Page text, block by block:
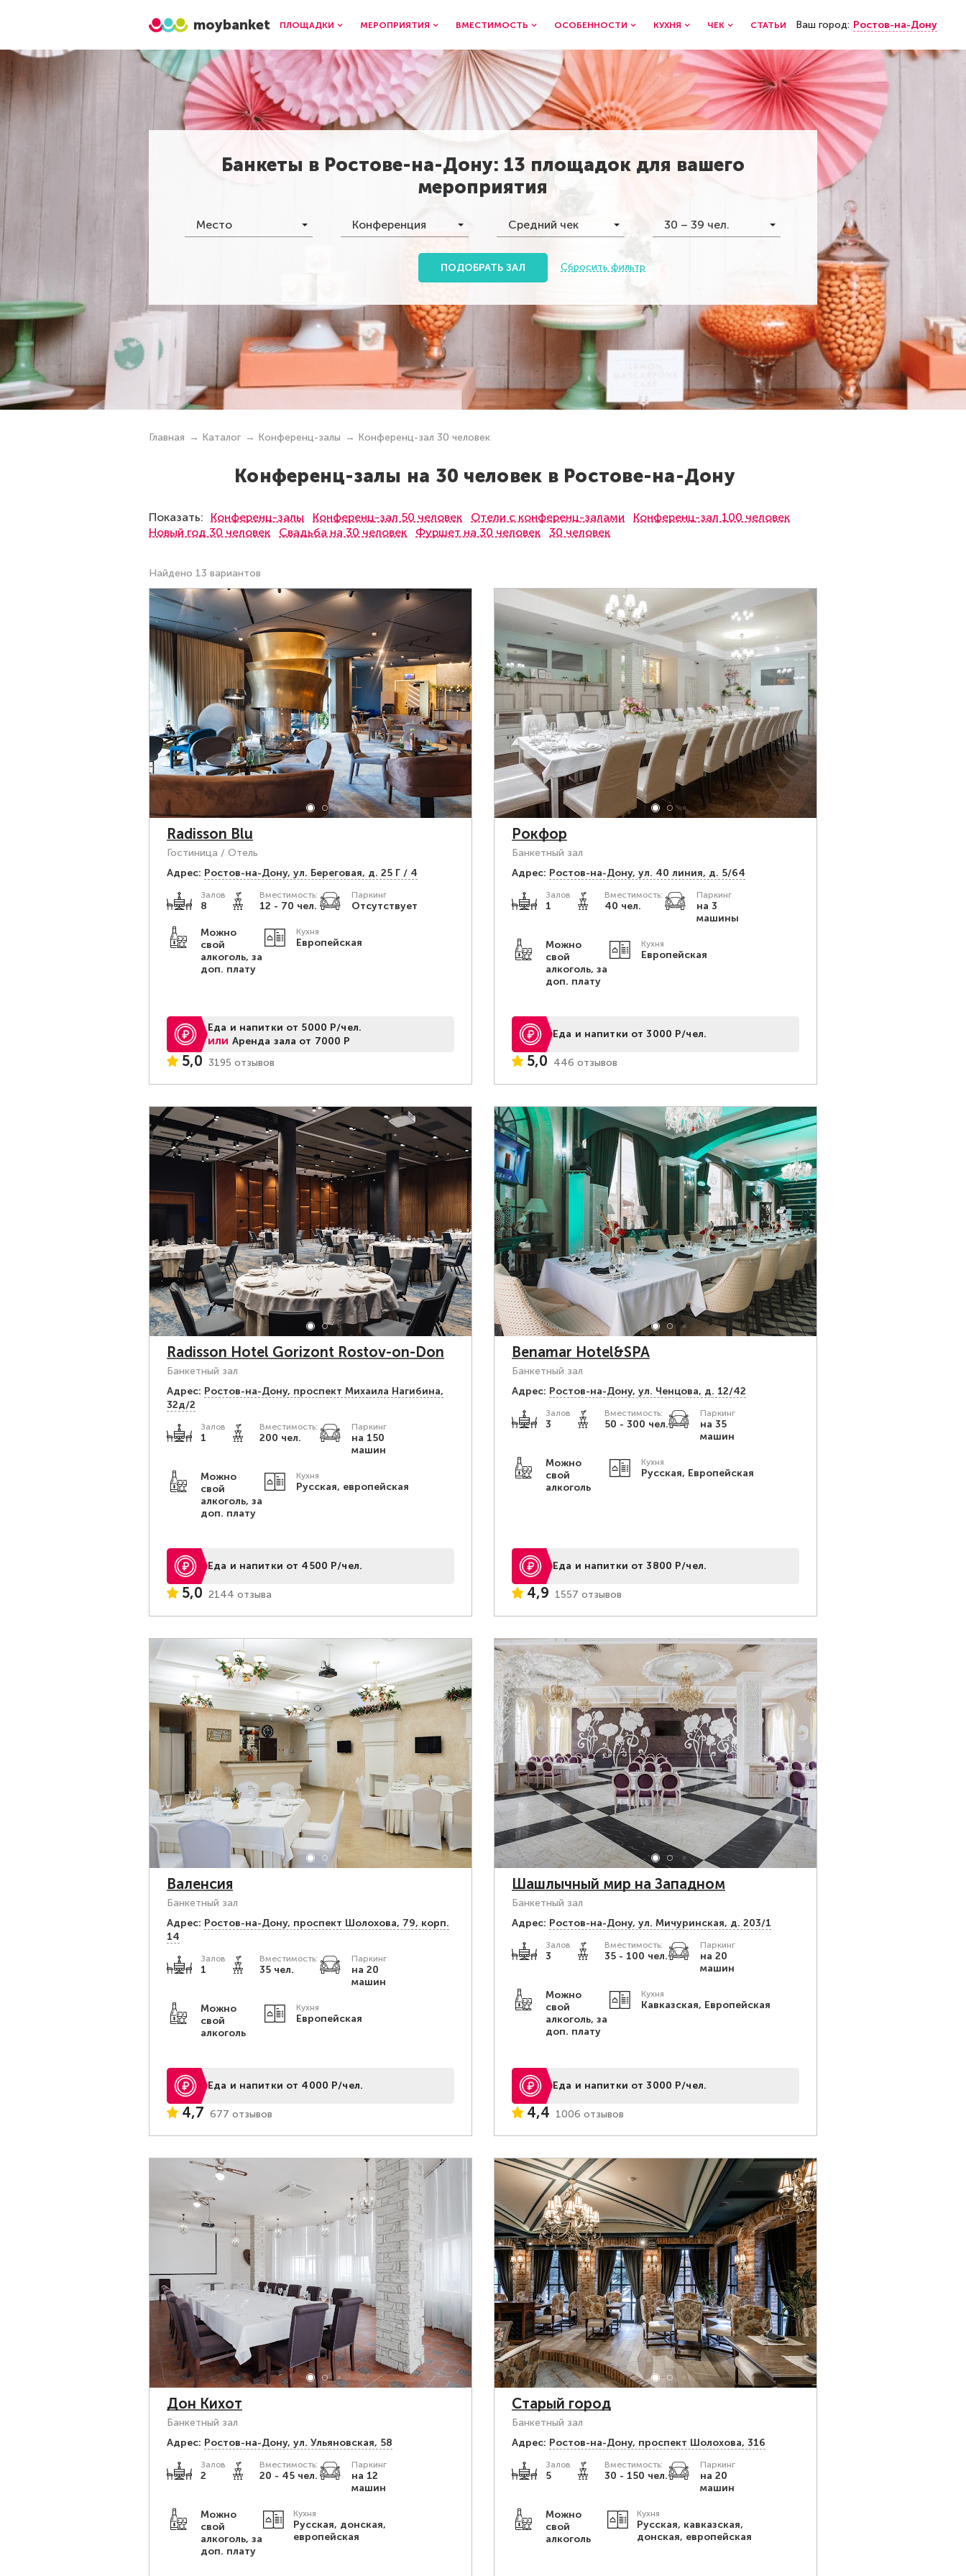
moybanket ПЛОЩАДКИ МЕРОПРИЯТИЯ ВМЕСТИМОСТЬ ОСОБЕННОСТИ КУХНЯ ЧЕК СТАТЬИ Ваш город: Ростов-на-Дону
Банкеты в Ростове-на-Дону: 13 площадок для вашего
мероприятия
Место Конференция Средний чек 30 – 39 чел.
ПОДОБРАТЬ ЗАЛ Сбросить фильтр
Главная Каталог Конференц-залы Конференц-зал 30 человек
Конференц-залы на 30 человек в Ростове-на-Дону
Показать: Конференц-залы Конференц-зал 50 человек Отели с конференц-залами
Конференц-зал 100 человек
Новый год 30 человек
Свадьба на 30 человек Фуршет на 30 человек 30 человек
Найдено 13 вариантов
Radisson Blu
Гостиница / Отель
Адрес: Ростов-на-Дону, ул. Береговая, д. 25 Г / 4
Залов
8
Вместимость:
12 - 70 чел.
Паркинг
Отсутствует
Можно
свой
алкоголь, за
доп. плату
Кухня
Европейская
Еда и напитки от 5000 Р/чел.
или Аренда зала от 7000 Р
5,0 3195 отзывов
Рокфор
Банкетный зал
Адрес: Ростов-на-Дону, ул. 40 линия, д. 5/64
Залов
1
Вместимость:
40 чел.
Паркинг
на 3
машины
Можно
свой
алкоголь, за
доп. плату
Кухня
Европейская
Еда и напитки от 3000 Р/чел.
5,0 446 отзывов
Radisson Hotel Gorizont Rostov-on-Don
Банкетный зал
Адрес: Ростов-на-Дону, проспект Михаила Нагибина,
32д/2
Залов
1
Вместимость:
200 чел.
Паркинг
на 150
машин
Можно
свой
алкоголь, за
доп. плату
Кухня
Русская, европейская
Еда и напитки от 4500 Р/чел.
5,0 2144 отзыва
Benamar Hotel&SPA
Банкетный зал
Адрес: Ростов-на-Дону, ул. Ченцова, д. 12/42
Залов
3
Вместимость:
50 - 300 чел.
Паркинг
на 35
машин
Можно
свой
алкоголь
Кухня
Русская, Европейская
Еда и напитки от 3800 Р/чел.
4,9 1557 отзывов
Валенсия
Банкетный зал
Адрес: Ростов-на-Дону, проспект Шолохова, 79, корп.
14
Залов
1
Вместимость:
35 чел.
Паркинг
на 20
машин
Можно
свой
алкоголь
Кухня
Европейская
Еда и напитки от 4000 Р/чел.
4,7 677 отзывов
Шашлычный мир на Западном
Банкетный зал
Адрес: Ростов-на-Дону, ул. Мичуринская, д. 203/1
Залов
3
Вместимость:
35 - 100 чел.
Паркинг
на 20
машин
Можно
свой
алкоголь, за
доп. плату
Кухня
Кавказская, Европейская
Еда и напитки от 3000 Р/чел.
4,4 1006 отзывов
Дон Кихот
Банкетный зал
Адрес: Ростов-на-Дону, ул. Ульяновская, 58
Залов
2
Вместимость:
20 - 45 чел.
Паркинг
на 12
машин
Можно
свой
алкоголь, за
доп. плату
Кухня
Русская, донская,
европейская
Старый город
Банкетный зал
Адрес: Ростов-на-Дону, проспект Шолохова, 316
Залов
5
Вместимость:
30 - 150 чел.
Паркинг
на 20
машин
Можно
свой
алкоголь
Кухня
Русская, кавказская,
донская, европейская